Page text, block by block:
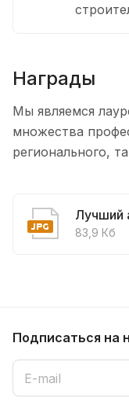
Награды
Мы являемся
множества
регионального,
Лучший
83,9 Кб
Подписаться на